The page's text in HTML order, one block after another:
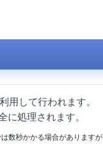
用して行われます。
処理されます。
数秒かかる場合があります